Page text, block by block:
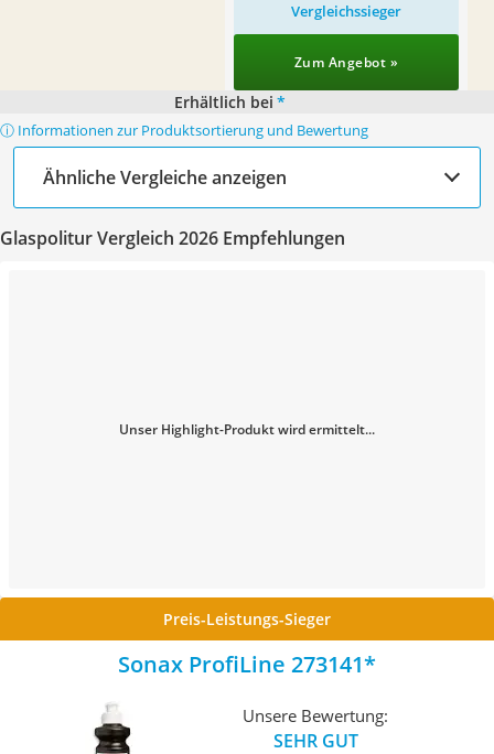
Vergleichssieger
Zum Angebot »
Erhältlich bei *
ⓘ Informationen zur Produktsortierung und Bewertung
Ähnliche Vergleiche anzeigen
Glaspolitur Vergleich 2026 Empfehlungen
Unser Highlight-Produkt wird ermittelt...
Preis-Leistungs-Sieger
Sonax ProfiLine 273141
Unsere Bewertung:
SEHR GUT